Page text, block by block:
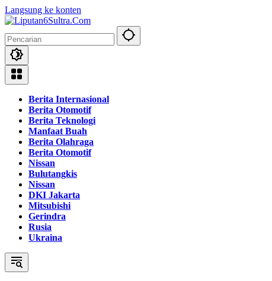
Langsung ke konten
Berita Internasional
Berita Otomotif
Berita Teknologi
Manfaat Buah
Berita Olahraga
Berita Otomotif
Nissan
Bulutangkis
Nissan
DKI Jakarta
Mitsubishi
Gerindra
Rusia
Ukraina